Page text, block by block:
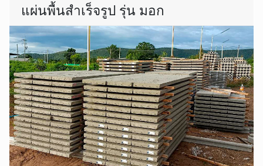
แผ่นพื้นสำเร็จรูป รุ่น มอก